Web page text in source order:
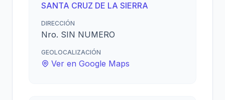
SANTA CRUZ DE LA SIERRA
DIRECCIÓN
Nro. SIN NUMERO
GEOLOCALIZACIÓN
Ver en Google Maps